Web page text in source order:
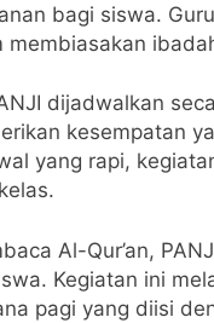
bagi siswa.
membiasakan
dijadwalkan
kesempatan
yang rapi,
Al-Qur’an,
Kegiatan ini
pagi yang diisi